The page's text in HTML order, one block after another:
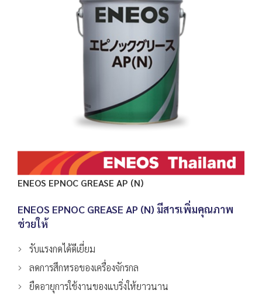
ENEOS EPNOC GREASE AP (N)
ENEOS EPNOC GREASE AP (N) มีสารเพิ่มคุณภาพ
ช่วยให้
รับแรงกดได้ดีเยี่ยม
ลดการสึกหรอของเครื่องจักรกล
ยืดอายุการใช้งานของแบริ่งให้ยาวนาน